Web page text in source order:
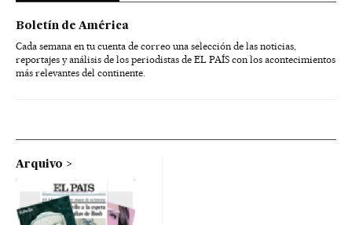
Boletín de América
Cada semana en tu cuenta de correo una selección de las noticias,
reportajes y análisis de los periodistas de EL PAÍS con los acontecimientos
más relevantes del continente.
Arquivo